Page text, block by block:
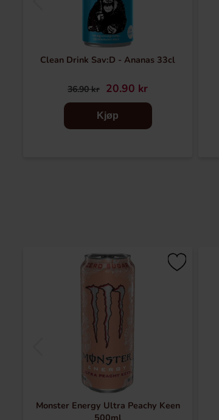
Clean Drink Sav:D - Ananas 33cl
36.90 kr 20.90 kr
Kjøp
Monster Energy Ultra Peachy Keen
500ml